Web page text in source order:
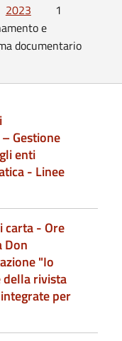
2023
1
e
documentario
Gestione
enti
- Linee
carta - Ore
Don
"Io
della rivista
per